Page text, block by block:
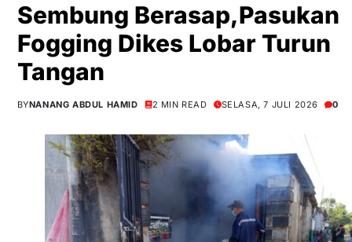
Sembung Berasap,Pasukan
Fogging Dikes Lobar Turun
Tangan
BYNANANG ABDUL HAMID 2 MIN READ SELASA, 7 JULI 2026 0